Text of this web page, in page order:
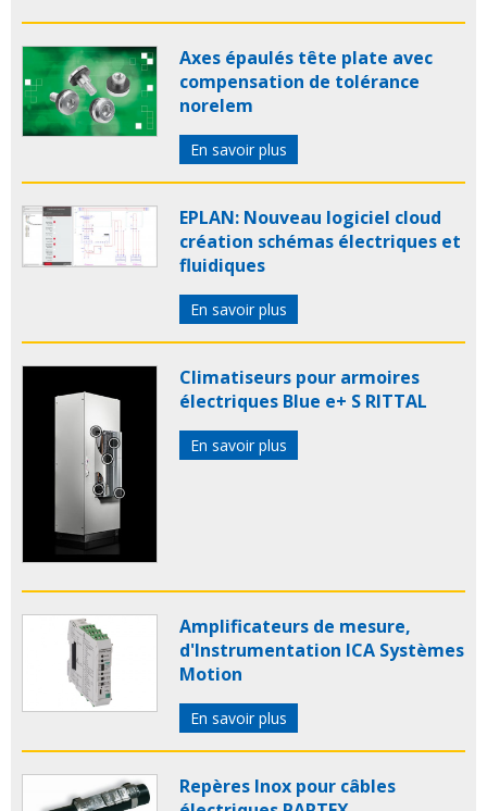
Axes épaulés tête plate avec
compensation de tolérance
norelem
En savoir plus
EPLAN: Nouveau logiciel cloud
création schémas électriques et
fluidiques
En savoir plus
Climatiseurs pour armoires
électriques Blue e+ S RITTAL
En savoir plus
Amplificateurs de mesure,
d'Instrumentation ICA Systèmes
Motion
En savoir plus
Repères Inox pour câbles